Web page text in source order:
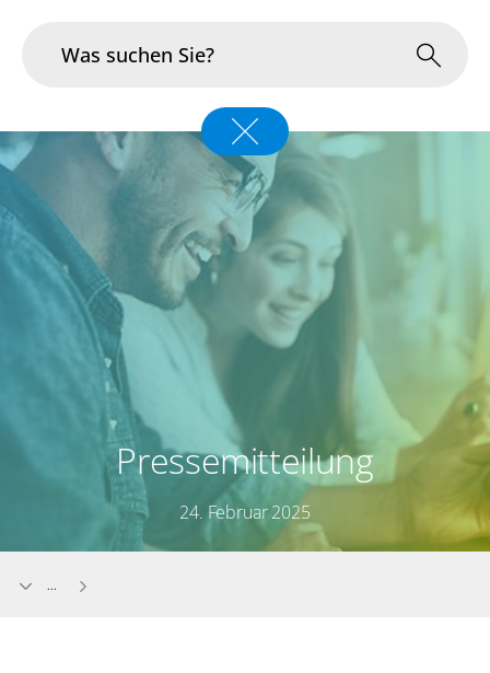
Branchen
Im Fokus
Portfolio
Infrastruktur & Betrieb
Pressemitteilung
24. Februar 2025
...